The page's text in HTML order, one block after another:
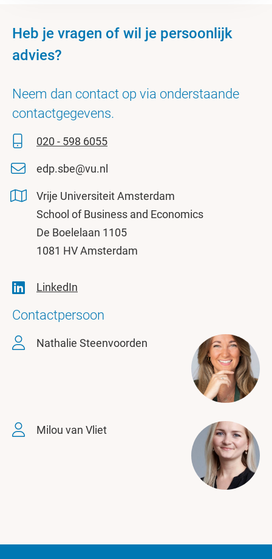
Heb je vragen of wil je persoonlijk
advies?
Neem dan contact op via onderstaande
contactgegevens.
020 - 598 6055
edp.sbe@vu.nl
Vrije Universiteit Amsterdam
School of Business and Economics
De Boelelaan 1105
1081 HV Amsterdam
LinkedIn
Contactpersoon
Nathalie Steenvoorden
Milou van Vliet